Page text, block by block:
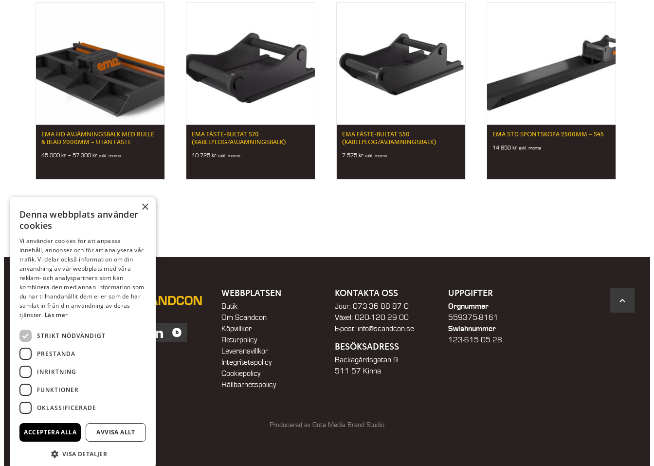
EMA HD AVJÄMNINGSBALK MED RULLE
& BLAD 2000MM – UTAN FÄSTE
45 000kr – 57 300krPrice
000 kr
57
exkl. moms
EMA FÄSTE-BULTAT S70
(KABELPLOG/AVJÄMNINGSBALK)
10 725kr exkl. moms
EMA FÄSTE-BULTAT S50
(KABELPLOG/AVJÄMNINGSBALK)
7 575kr exkl. moms
EMA STD SPONTSKOPA 2500MM – S45
14 850kr exkl. moms
FacebookInstagram
LinkedInBlocket
WEBBPLATSEN
Butik
Om Scandcon
Köpvillkor
Returpolicy
Leveransvillkor
Integritetspolicy
Cookiepolicy
Hållbarhetspolicy
KONTAKTA OSS
Jour: 073-36 88 87 0
Växel: 020-120 29 00
E-post: info@scandcon.se
BESÖKSADRESS
Backagårdsgatan 9
511 57 Kinna
UPPGIFTER
Orgnummer
559375-8161
Swishnummer
123-615 05 28
Producerad av Gota Media Brand Studio
×
Denna webbplats använder
cookies
Vi använder cookies för att anpassa
innehåll, annonser och för att analysera vår
trafik. Vi delar också information om din
användning av vår webbplats med våra
reklam- och analyspartners som kan
kombinera den med annan information som
du har tillhandahållit dem eller som de har
samlat in från din användning av deras
tjänster. Läs mer
STRIKT NÖDVÄNDIGT
PRESTANDA
INRIKTNING
FUNKTIONER
OKLASSIFICERADE
ACCEPTERA ALLA AVVISA ALLT
VISA DETALJER